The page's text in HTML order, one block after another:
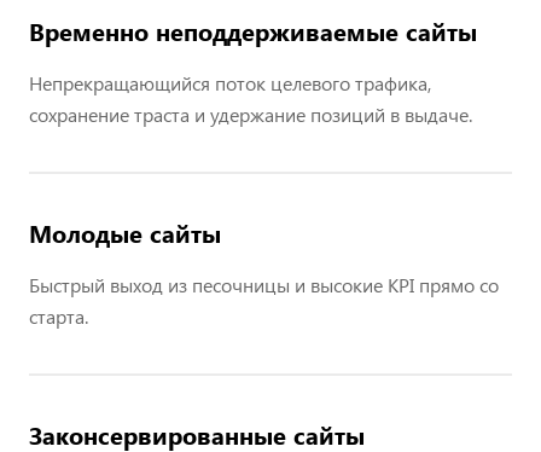
Временно неподдерживаемые сайты
Непрекращающийся поток целевого трафика,
сохранение траста и удержание позиций в выдаче.
Молодые сайты
Быстрый выход из песочницы и высокие KPI прямо со
старта.
Законсервированные сайты